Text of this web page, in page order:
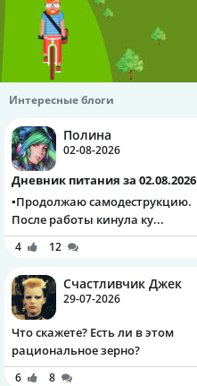
Интересные блоги
Полина
02-08-2026
Дневник питания за 02.08.2026
▪️Продолжаю самодеструкцию.
После работы кинула ку...
4 12
Счастливчик Джек
29-07-2026
Что скажете? Есть ли в этом
рациональное зерно?
6 8